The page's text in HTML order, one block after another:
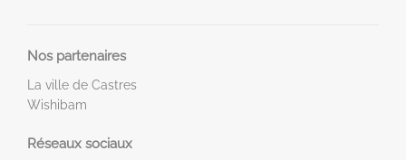
Nos partenaires
La ville de Castres
Wishibam
Réseaux sociaux